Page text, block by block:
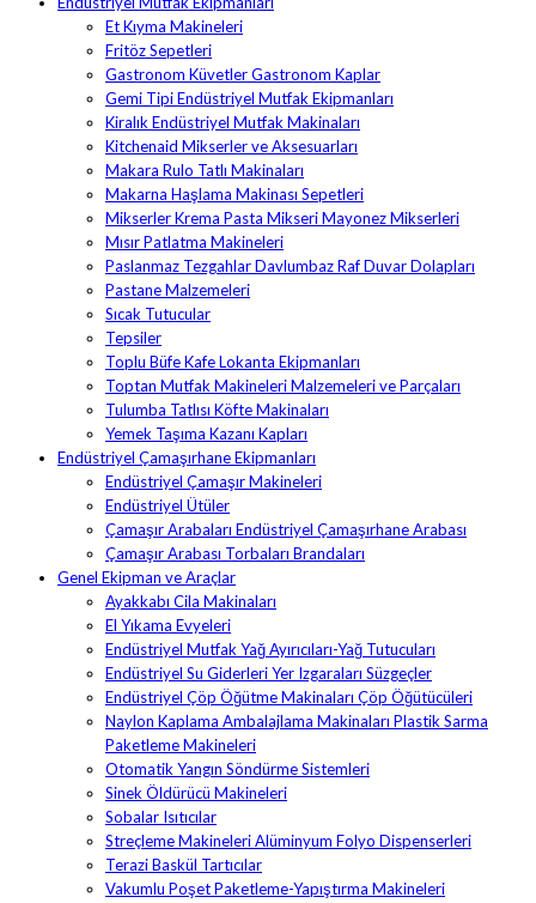
Et Kıyma Makineleri
Fritöz Sepetleri
Gastronom Küvetler Gastronom Kaplar
Gemi Tipi Endüstriyel Mutfak Ekipmanları
Kiralık Endüstriyel Mutfak Makinaları
Kitchenaid Mikserler ve Aksesuarları
Makara Rulo Tatlı Makinaları
Makarna Haşlama Makinası Sepetleri
Mikserler Krema Pasta Mikseri Mayonez Mikserleri
Mısır Patlatma Makineleri
Paslanmaz Tezgahlar Davlumbaz Raf Duvar Dolapları
Pastane Malzemeleri
Sıcak Tutucular
Tepsiler
Toplu Büfe Kafe Lokanta Ekipmanları
Toptan Mutfak Makineleri Malzemeleri ve Parçaları
Tulumba Tatlısı Köfte Makinaları
Yemek Taşıma Kazanı Kapları
Endüstriyel Çamaşırhane Ekipmanları
Endüstriyel Çamaşır Makineleri
Endüstriyel Ütüler
Çamaşır Arabaları Endüstriyel Çamaşırhane Arabası
Çamaşır Arabası Torbaları Brandaları
Genel Ekipman ve Araçlar
Ayakkabı Cila Makinaları
El Yıkama Evyeleri
Endüstriyel Mutfak Yağ Ayırıcıları-Yağ Tutucuları
Endüstriyel Su Giderleri Yer Izgaraları Süzgeçler
Endüstriyel Çöp Öğütme Makinaları Çöp Öğütücüleri
Naylon Kaplama Ambalajlama Makinaları Plastik Sarma
Paketleme Makineleri
Otomatik Yangın Söndürme Sistemleri
Sinek Öldürücü Makineleri
Sobalar Isıtıcılar
Streçleme Makineleri Alüminyum Folyo Dispenserleri
Terazi Baskül Tartıcılar
Vakumlu Poşet Paketleme-Yapıştırma Makineleri